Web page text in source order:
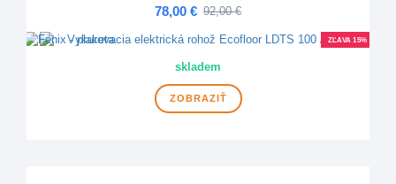
78,00 € 92,00 €
ZĽAVA 15%
skladem
ZOBRAZIŤ